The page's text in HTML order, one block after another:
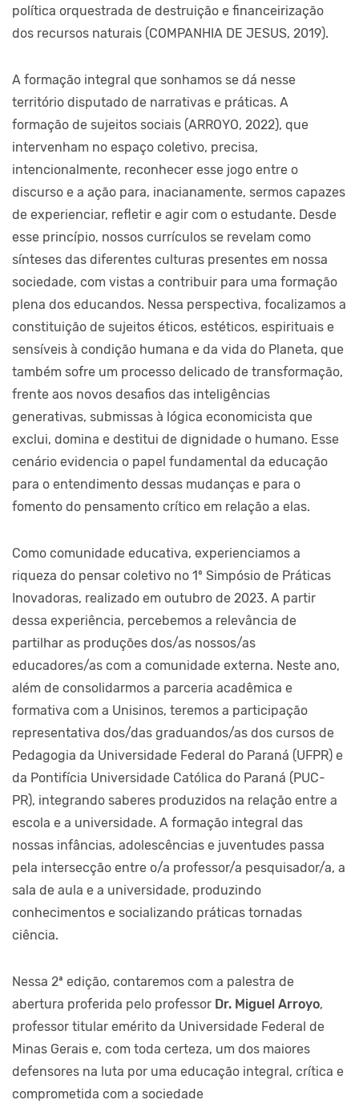
política orquestrada de destruição e financeirização
dos recursos naturais (COMPANHIA DE JESUS, 2019).
A formação integral que sonhamos se dá nesse
território disputado de narrativas e práticas. A
formação de sujeitos sociais (ARROYO, 2022), que
intervenham no espaço coletivo, precisa,
intencionalmente, reconhecer esse jogo entre o
discurso e a ação para, inacianamente, sermos capazes
de experienciar, refletir e agir com o estudante. Desde
esse princípio, nossos currículos se revelam como
sínteses das diferentes culturas presentes em nossa
sociedade, com vistas a contribuir para uma formação
plena dos educandos. Nessa perspectiva, focalizamos a
constituição de sujeitos éticos, estéticos, espirituais e
sensíveis à condição humana e da vida do Planeta, que
também sofre um processo delicado de transformação,
frente aos novos desafios das inteligências
generativas, submissas à lógica economicista que
exclui, domina e destitui de dignidade o humano. Esse
cenário evidencia o papel fundamental da educação
para o entendimento dessas mudanças e para o
fomento do pensamento crítico em relação a elas.
Como comunidade educativa, experienciamos a
riqueza do pensar coletivo no 1º Simpósio de Práticas
Inovadoras, realizado em outubro de 2023. A partir
dessa experiência, percebemos a relevância de
partilhar as produções dos/as nossos/as
educadores/as com a comunidade externa. Neste ano,
além de consolidarmos a parceria acadêmica e
formativa com a Unisinos, teremos a participação
representativa dos/das graduandos/as dos cursos de
Pedagogia da Universidade Federal do Paraná (UFPR) e
da Pontifícia Universidade Católica do Paraná (PUC-
PR), integrando saberes produzidos na relação entre a
escola e a universidade. A formação integral das
nossas infâncias, adolescências e juventudes passa
pela intersecção entre o/a professor/a pesquisador/a, a
sala de aula e a universidade, produzindo
conhecimentos e socializando práticas tornadas
ciência.
Nessa 2ª edição, contaremos com a palestra de
abertura proferida pelo professor Dr. Miguel Arroyo,
professor titular emérito da Universidade Federal de
Minas Gerais e, com toda certeza, um dos maiores
defensores na luta por uma educação integral, crítica e
comprometida com a sociedade